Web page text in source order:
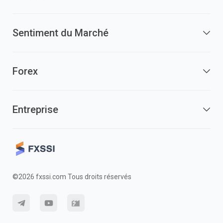
Sentiment du Marché
Forex
Entreprise
©2026 fxssi.com Tous droits réservés